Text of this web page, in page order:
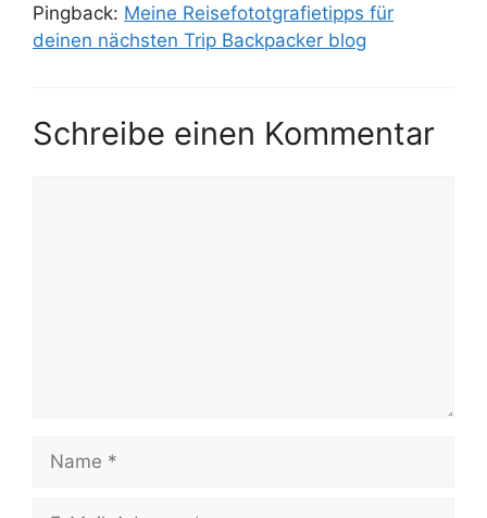
Pingback: Meine Reisefototgrafietipps für
deinen nächsten Trip Backpacker blog
Schreibe einen Kommentar
Name